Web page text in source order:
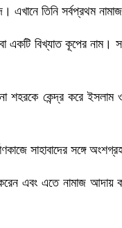
তিনি সর্বপ্রথম
একটি বিখ্যাত কূপের
শহরকে কেন্দ্র করে
সাহাবাদের সঙ্গে
এবং এতে নামাজ